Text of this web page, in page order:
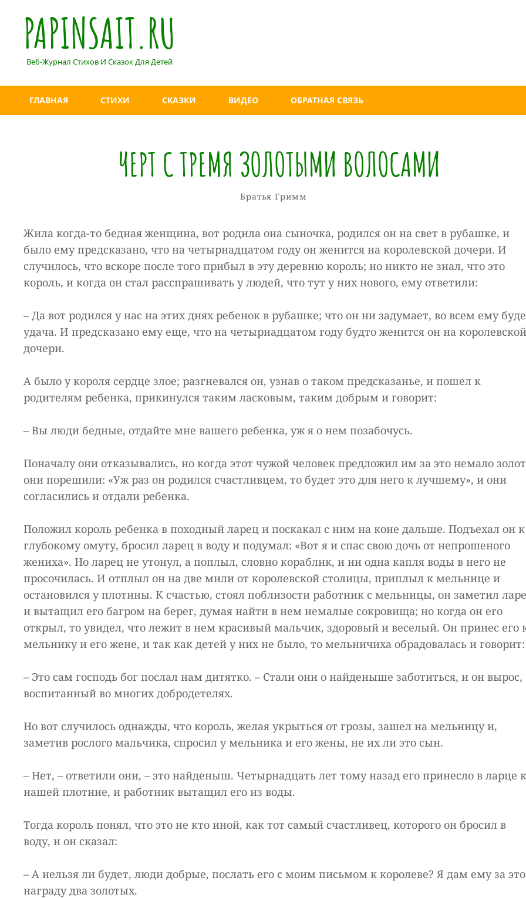
PAPINSAIT.RU
Веб-Журнал Стихов И Сказок Для Детей
ГЛАВНАЯ СТИХИ СКАЗКИ ВИДЕО ОБРАТНАЯ СВЯЗЬ
ЧЕРТ С ТРЕМЯ ЗОЛОТЫМИ ВОЛОСАМИ
Рубрики
Братья Гримм
Жила когда-то бедная женщина, вот родила она сыночка, родился он на свет в рубашке, и
было ему предсказано, что на четырнадцатом году он женится на королевской дочери. И
случилось, что вскоре после того прибыл в эту деревню король; но никто не знал, что это
король, и когда он стал расспрашивать у людей, что тут у них нового, ему ответили:
– Да вот родился у нас на этих днях ребенок в рубашке; что он ни задумает, во всем ему
удача. И предсказано ему еще, что на четырнадцатом году будто женится он на королевской
дочери.
А было у короля сердце злое; разгневался он, узнав о таком предсказанье, и пошел к
родителям ребенка, прикинулся таким ласковым, таким добрым и говорит:
– Вы люди бедные, отдайте мне вашего ребенка, уж я о нем позабочусь.
Поначалу они отказывались, но когда этот чужой человек предложил им за это немало
они порешили: «Уж раз он родился счастливцем, то будет это для него к лучшему», и они
согласились и отдали ребенка.
Положил король ребенка в походный ларец и поскакал с ним на коне дальше. Подъехал он к
глубокому омуту, бросил ларец в воду и подумал: «Вот я и спас свою дочь от непрошеного
жениха». Но ларец не утонул, а поплыл, словно кораблик, и ни одна капля воды в него не
просочилась. И отплыл он на две мили от королевской столицы, приплыл к мельнице и
остановился у плотины. К счастью, стоял поблизости работник с мельницы, он заметил
и вытащил его багром на берег, думая найти в нем немалые сокровища; но когда он его
открыл, то увидел, что лежит в нем красивый мальчик, здоровый и веселый. Он принес его
мельнику и его жене, и так как детей у них не было, то мельничиха обрадовалась и говорит:
– Это сам господь бог послал нам дитятко. – Стали они о найденыше заботиться, и он вырос,
воспитанный во многих добродетелях.
Но вот случилось однажды, что король, желая укрыться от грозы, зашел на мельницу и,
заметив рослого мальчика, спросил у мельника и его жены, не их ли это сын.
– Нет, – ответили они, – это найденыш. Четырнадцать лет тому назад его принесло в ларце к
нашей плотине, и работник вытащил его из воды.
Тогда король понял, что это не кто иной, как тот самый счастливец, которого он бросил в
воду, и он сказал:
– А нельзя ли будет, люди добрые, послать его с моим письмом к королеве? Я дам ему за
награду два золотых.